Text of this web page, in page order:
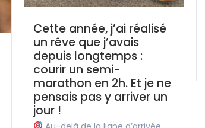
Cette année, j’ai réalisé
un rêve que j’avais
depuis longtemps :
courir un semi-
marathon en 2h. Et je ne
pensais pas y arriver un
jour !